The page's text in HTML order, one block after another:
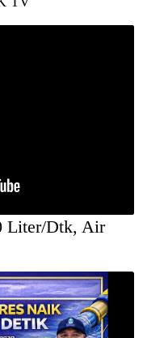
Liter/Dtk, Air